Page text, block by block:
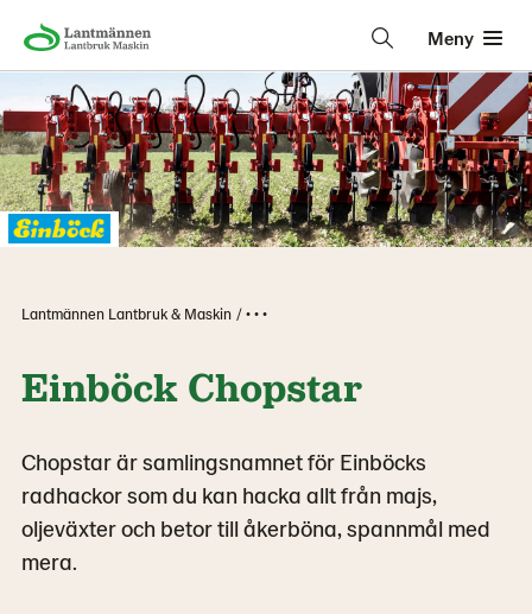
Meny
Lantmännen Lantbruk & Maskin • • •
Einböck Chopstar
Chopstar är samlingsnamnet för Einböcks
radhackor som du kan hacka allt från majs,
oljeväxter och betor till åkerböna, spannmål med
mera.